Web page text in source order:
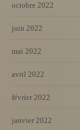
octobre 2022
juin 2022
mai 2022
avril 2022
février 2022
janvier 2022